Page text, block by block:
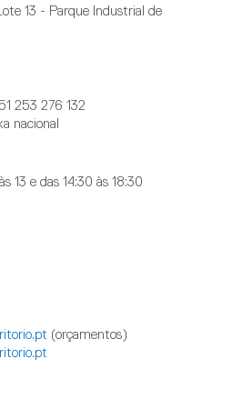
13 - Parque Industrial de
253 276 132
nacional
13 e das 14:30 às 18:30
(orçamentos)